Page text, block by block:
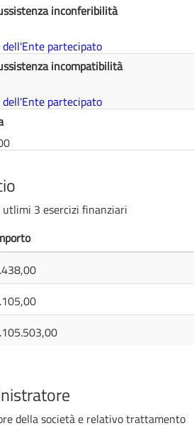
inconferibilità
partecipato
incompatibilità
partecipato
3 esercizi finanziari
della società e relativo trattamento